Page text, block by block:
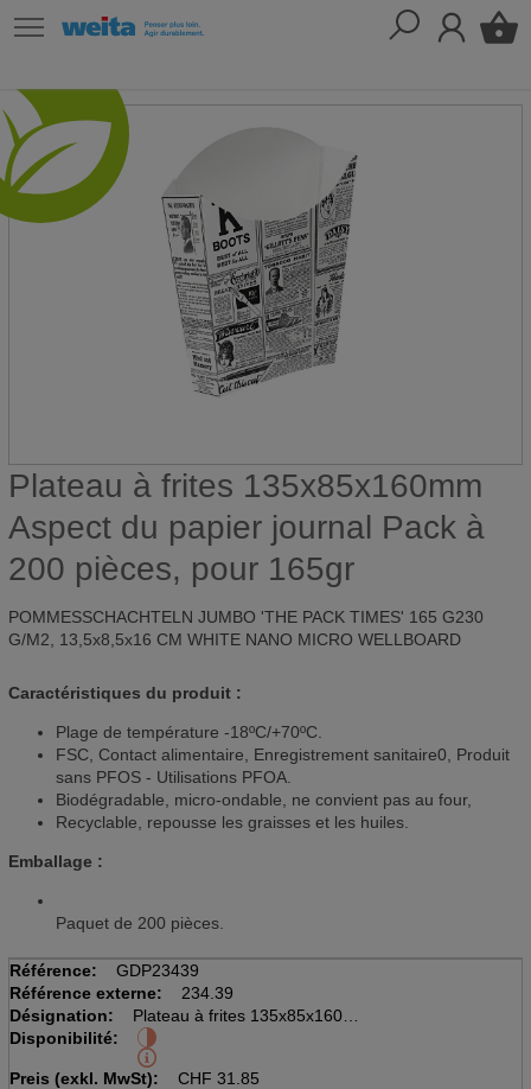
Plateau à frites 135x85x160mm
Aspect du papier journal Pack à
200 pièces, pour 165gr
POMMESSCHACHTELN JUMBO 'THE PACK TIMES' 165 G230
G/M2, 13,5x8,5x16 CM WHITE NANO MICRO WELLBOARD
Caractéristiques du produit :
Plage de température -18ºC/+70ºC.
FSC, Contact alimentaire, Enregistrement sanitaire0, Produit
sans PFOS - Utilisations PFOA.
Biodégradable, micro-ondable, ne convient pas au four,
Recyclable, repousse les graisses et les huiles.
Emballage :
Paquet de 200 pièces.
Référence:
GDP23439
Référence externe:
234.39
Désignation:
Plateau à frites 135x85x160mm
Pack à 200 pièces, pour 165gr
Aspect du papier journal
Disponibilité:
Preis (exkl. MwSt): CHF 31.85